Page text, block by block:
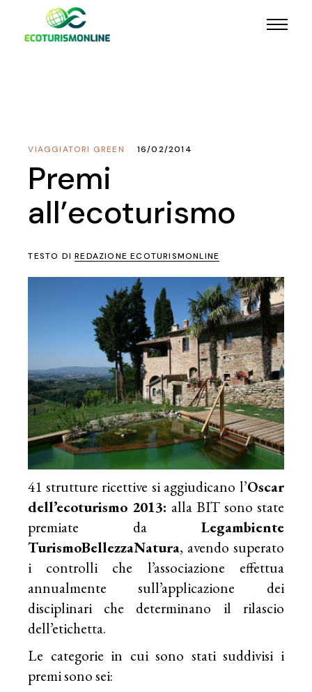
VIAGGIATORI GREEN 16/02/2014
Premi
all’ecoturismo
TESTO DIREDAZIONE ECOTURISMONLINE
41 strutture ricettive si aggiudicano l’Oscar
dell’ecoturismo 2013: alla BIT sono state
premiate da Legambiente
TurismoBellezzaNatura, avendo superato
i controlli che l’associazione effettua
annualmente sull’applicazione dei
disciplinari che determinano il rilascio
dell’etichetta.
Le categorie in cui sono stati suddivisi i
premi sono sei: